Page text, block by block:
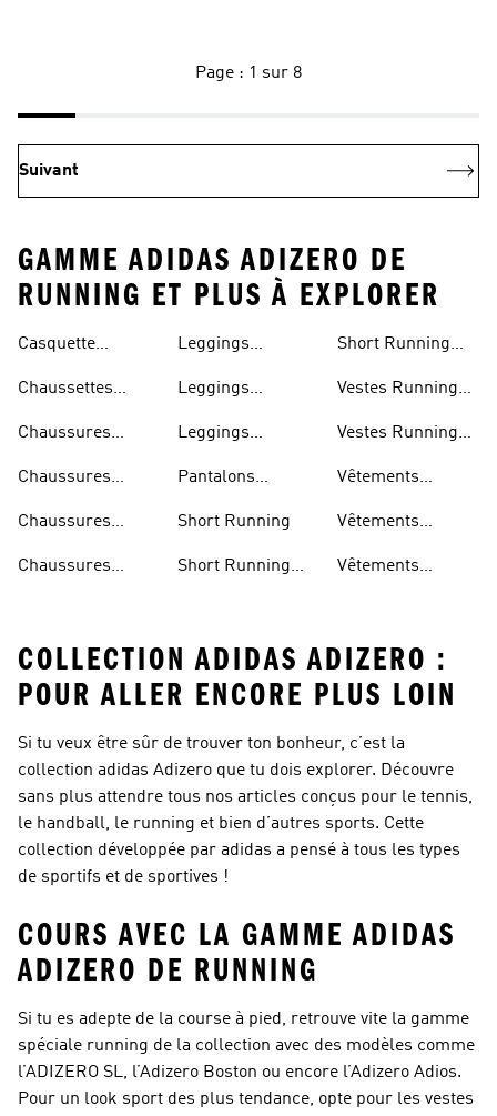
Page : 1 sur 8
Suivant
GAMME ADIDAS ADIZERO DE
RUNNING ET PLUS À EXPLORER
Casquette
Chaussettes
Chaussures
Chaussures
Chaussures
Chaussures
Leggings
Leggings
Leggings
Pantalons
Short Running
Short Running
Short Running
Vestes Running
Vestes Running
Vêtements
Vêtements
Vêtements
COLLECTION ADIDAS ADIZERO :
POUR ALLER ENCORE PLUS LOIN
Si tu veux être sûr de trouver ton bonheur, c’est la
collection adidas Adizero que tu dois explorer. Découvre
sans plus attendre tous nos articles conçus pour le tennis,
le handball, le running et bien d’autres sports. Cette
collection développée par adidas a pensé à tous les types
de sportifs et de sportives !
COURS AVEC LA GAMME ADIDAS
ADIZERO DE RUNNING
Si tu es adepte de la course à pied, retrouve vite la gamme
spéciale running de la collection avec des modèles comme
l’ADIZERO SL, l’Adizero Boston ou encore l’Adizero Adios.
Pour un look sport des plus tendance, opte pour les vestes